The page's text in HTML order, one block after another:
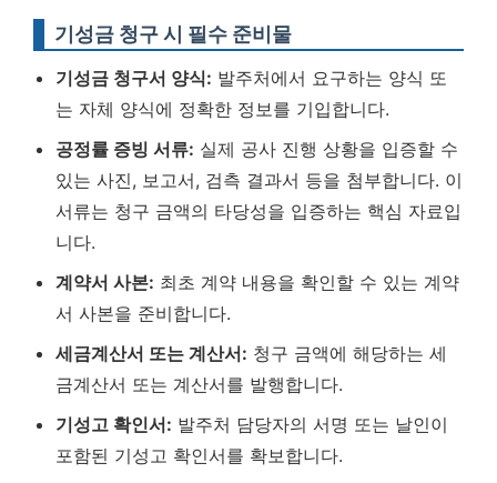
기성금 청구 시 필수 준비물
기성금 청구서 양식: 발주처에서 요구하는 양식 또
는 자체 양식에 정확한 정보를 기입합니다.
공정률 증빙 서류: 실제 공사 진행 상황을 입증할 수
있는 사진, 보고서, 검측 결과서 등을 첨부합니다. 이
서류는 청구 금액의 타당성을 입증하는 핵심 자료입
니다.
계약서 사본: 최초 계약 내용을 확인할 수 있는 계약
서 사본을 준비합니다.
세금계산서 또는 계산서: 청구 금액에 해당하는 세
금계산서 또는 계산서를 발행합니다.
기성고 확인서: 발주처 담당자의 서명 또는 날인이
포함된 기성고 확인서를 확보합니다.